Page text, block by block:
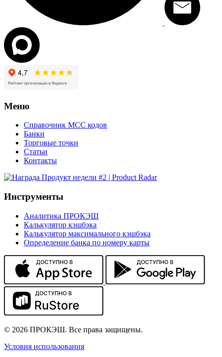
Меню
Справочник MCC кодов
Банки
Торговые точки
Статьи
Контакты
Инструменты
Аналитика ПРОКЭШ
Калькулятор кэшбэка
Калькулятор максимального кэшбэка
Определение банка по номеру карты
© 2026 ПРОКЭШ. Все права защищены.
Условия использования